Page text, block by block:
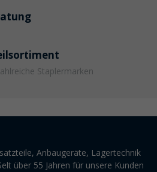
Staplermarken
Anbaugeräte, Lagertechnik
über 55 Jahren für unsere Kunden